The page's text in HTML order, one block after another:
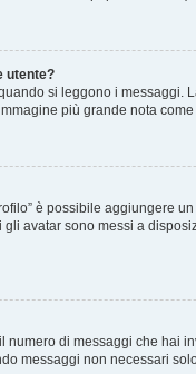
utente?
si leggono i
più grande nota
è possibile aggiungere
avatar sono messi a
di messaggi che hai
messaggi non necessari